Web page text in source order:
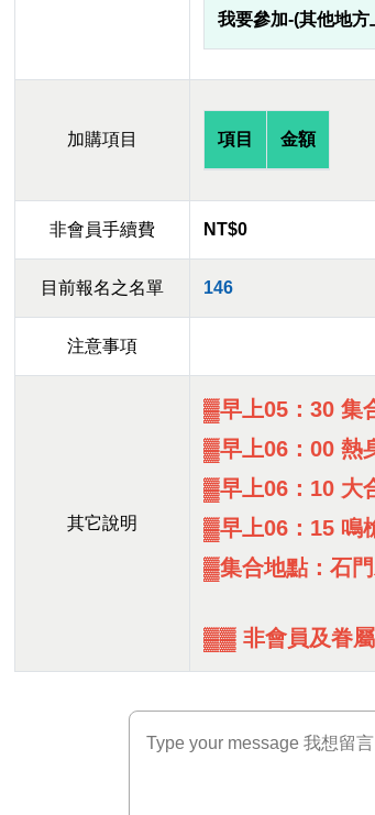
我要參加-(其他地方
加購項目 項目 金額
非會員手續費 NT$0
目前報名之名單 146
注意事項
其它說明
▓早上05：30 集
▓早上06：00 熱
▓早上06：10 大
▓早上06：15 鳴
▓集合地點：石
▓▓ 非會員及眷